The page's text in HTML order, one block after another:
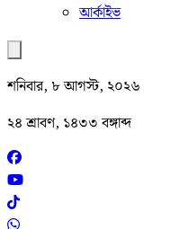
আর্কাইভ
শনিবার, ৮ আগস্ট, ২০২৬
২৪ শ্রাবণ, ১৪৩৩ বঙ্গাব্দ